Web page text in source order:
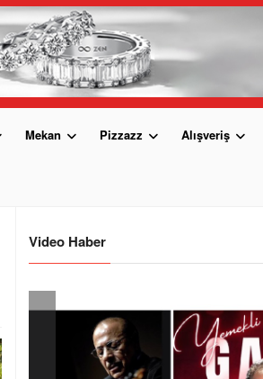
Mekan Pizzazz Alışveriş
Video Haber